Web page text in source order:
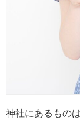
神社にあるもの